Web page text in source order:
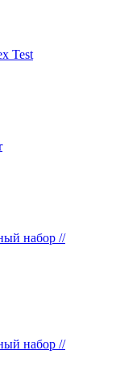
Test
набор //
набор //